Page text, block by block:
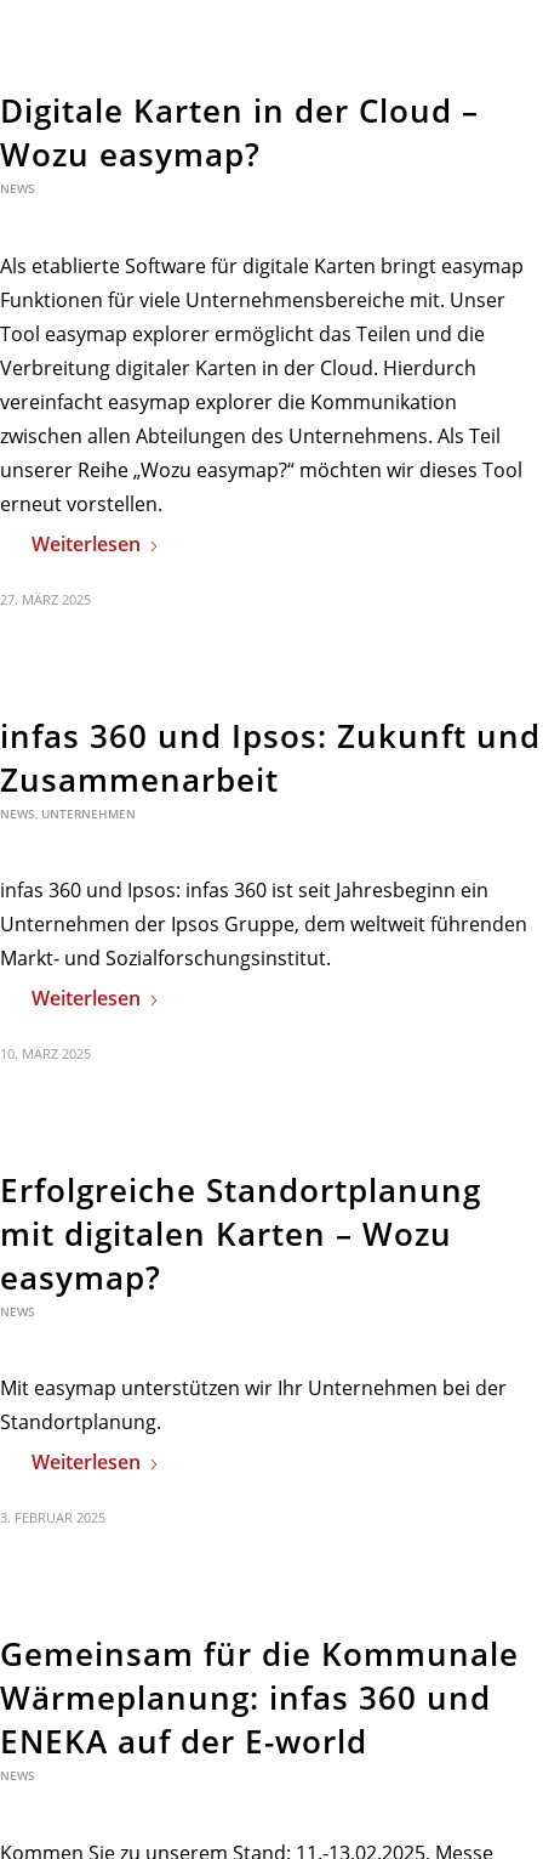
Digitale Karten in der Cloud –
Wozu easymap?
NEWS
Als etablierte Software für digitale Karten bringt easymap
Funktionen für viele Unternehmensbereiche mit. Unser
Tool easymap explorer ermöglicht das Teilen und die
Verbreitung digitaler Karten in der Cloud. Hierdurch
vereinfacht easymap explorer die Kommunikation
zwischen allen Abteilungen des Unternehmens. Als Teil
unserer Reihe „Wozu easymap?“ möchten wir dieses Tool
erneut vorstellen.
Weiterlesen
27. MÄRZ 2025
infas 360 und Ipsos: Zukunft und
Zusammenarbeit
NEWS UNTERNEHMEN
infas 360 und Ipsos: infas 360 ist seit Jahresbeginn ein
Unternehmen der Ipsos Gruppe, dem weltweit führenden
Markt- und Sozialforschungsinstitut.
Weiterlesen
10. MÄRZ 2025
Erfolgreiche Standortplanung
mit digitalen Karten – Wozu
easymap?
NEWS
Mit easymap unterstützen wir Ihr Unternehmen bei der
Standortplanung.
Weiterlesen
3. FEBRUAR 2025
Gemeinsam für die Kommunale
Wärmeplanung: infas 360 und
ENEKA auf der E-world
NEWS
Kommen Sie zu unserem Stand: 11.-13.02.2025, Messe